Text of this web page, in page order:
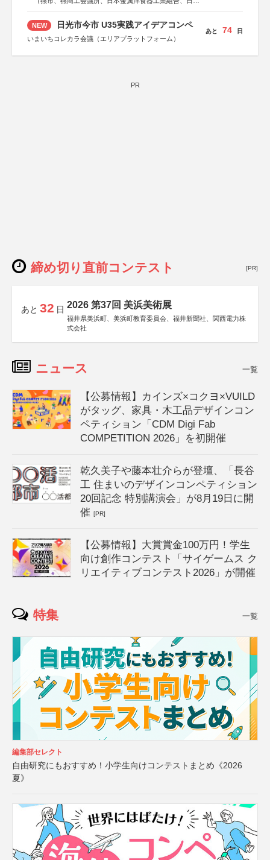
NEW 日光市今市 U35実践アイデアコンペ
いまいちコレカラ会議（エリアプラットフォーム）
あと 74 日
PR
締め切り直前コンテスト [PR]
あと 32 日 2026 第37回 美浜美術展
福井県美浜町、美浜町教育委員会、福井新聞社、関西電力株
式会社
ニュース 一覧
【公募情報】カインズ×コクヨ×VUILD
がタッグ、家具・木工品デザインコン
ペティション「CDM Digi Fab
COMPETITION 2026」を初開催
乾久美子や藤本壮介らが登壇、「長谷
工 住まいのデザインコンペティション
20回記念 特別講演会」が8月19日に開
催[PR]
【公募情報】大賞賞金100万円！学生
向け創作コンテスト「サイゲームス ク
リエイティブコンテスト2026」が開催
特集 一覧
編集部セレクト
自由研究にもおすすめ！小学生向けコンテストまとめ《2026
夏》